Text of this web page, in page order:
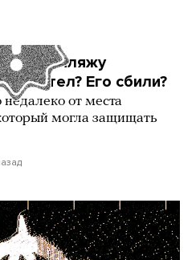
по пляжу
летел? Его сбили?
от места
могла защищать